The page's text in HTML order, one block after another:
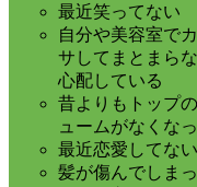
最近笑ってない
自分や美容室で
サしてまとまら
心配している
昔よりもトップ
ュームがなくな
最近恋愛してない
髪が傷んでしま